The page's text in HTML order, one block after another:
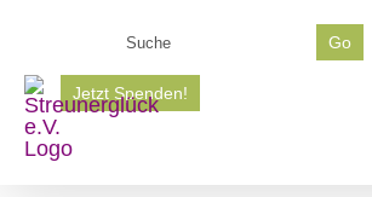
springen
Go
Jetzt Spenden!